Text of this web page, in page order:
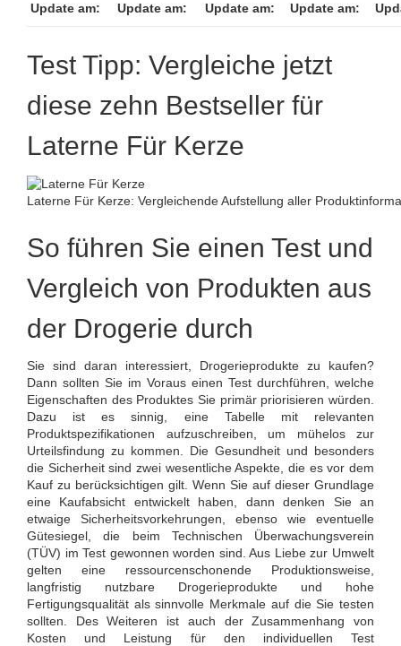
Update am: Update am: Update am: Update am:
Test Tipp: Vergleiche jetzt
diese zehn Bestseller für
Laterne Für Kerze
Laterne Für Kerze: Vergleichende Aufstellung aller
So führen Sie einen Test und
Vergleich von Produkten aus
der Drogerie durch
Sie sind daran interessiert, Drogerieprodukte zu kaufen?
Dann sollten Sie im Voraus einen Test durchführen, welche
Eigenschaften des Produktes Sie primär priorisieren würden.
Dazu ist es sinnig, eine Tabelle mit relevanten
Produktspezifikationen aufzuschreiben, um mühelos zur
Urteilsfindung zu kommen. Die Gesundheit und besonders
die Sicherheit sind zwei wesentliche Aspekte, die es vor dem
Kauf zu berücksichtigen gilt. Wenn Sie auf dieser Grundlage
eine Kaufabsicht entwickelt haben, dann denken Sie an
etwaige Sicherheitsvorkehrungen, ebenso wie eventuelle
Gütesiegel, die beim Technischen Überwachungsverein
(TÜV) im Test gewonnen worden sind. Aus Liebe zur Umwelt
gelten eine ressourcenschonende Produktionsweise,
langfristig nutzbare Drogerieprodukte und hohe
Fertigungsqualität als sinnvolle Merkmale auf die Sie testen
sollten. Des Weiteren ist auch der Zusammenhang von
Kosten und Leistung für den individuellen Test